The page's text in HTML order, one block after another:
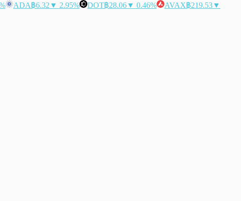
ADA฿6.32 ▼ 2.95% DOT฿28.06▼ 0.46% AVAX฿219.53▼